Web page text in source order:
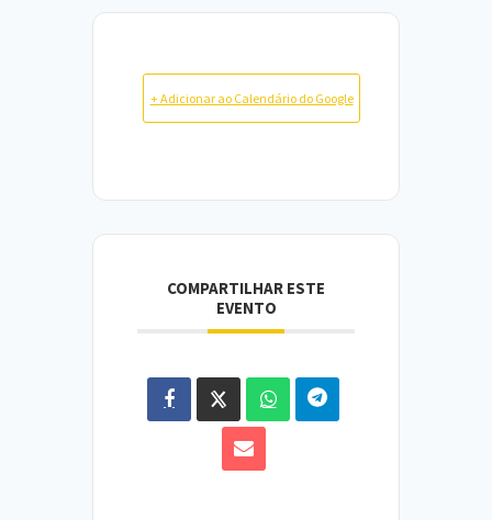
+ Adicionar ao Calendário do Google
COMPARTILHAR ESTE
EVENTO